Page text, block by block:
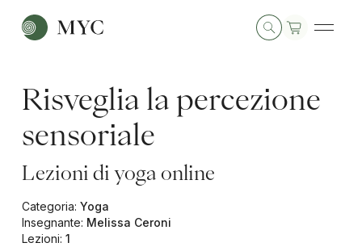
Risveglia la percezione
sensoriale
Lezioni di yoga online
Categoria: Yoga
Insegnante: Melissa Ceroni
Lezioni: 1